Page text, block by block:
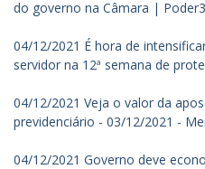
do governo na Câmara |
04/12/2021 É hora de
servidor na 12ª semana de
04/12/2021 Veja o valor da
previdenciário - 03/12/2021 -
04/12/2021 Governo deve